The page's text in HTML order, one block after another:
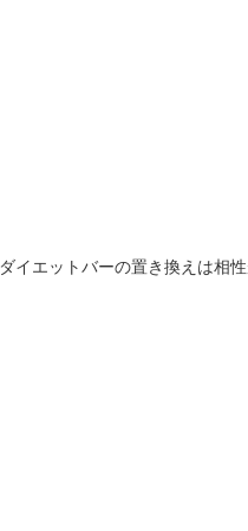
ダイエットバーの置き換えは相